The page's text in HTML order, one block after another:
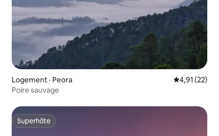
Logement · Peora Note
4,91 (22)
Poire sauvage
Superhôte
Superhôte